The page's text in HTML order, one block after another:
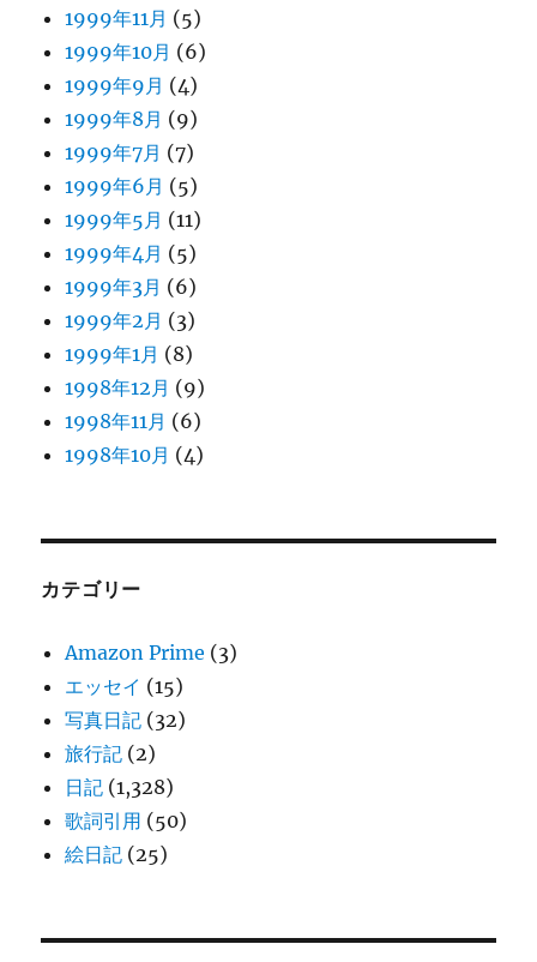
1999年11月 (5)
1999年10月 (6)
1999年9月 (4)
1999年8月 (9)
1999年7月 (7)
1999年6月 (5)
1999年5月 (11)
1999年4月 (5)
1999年3月 (6)
1999年2月 (3)
1999年1月 (8)
1998年12月 (9)
1998年11月 (6)
1998年10月 (4)
カテゴリー
Amazon Prime (3)
エッセイ (15)
写真日記 (32)
旅行記 (2)
日記 (1,328)
歌詞引用 (50)
絵日記 (25)